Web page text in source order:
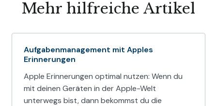
Mehr hilfreiche Artikel
Aufgabenmanagement mit Apples
Erinnerungen
Apple Erinnerungen optimal nutzen: Wenn du
mit deinen Geräten in der Apple-Welt
unterwegs bist, dann bekommst du die